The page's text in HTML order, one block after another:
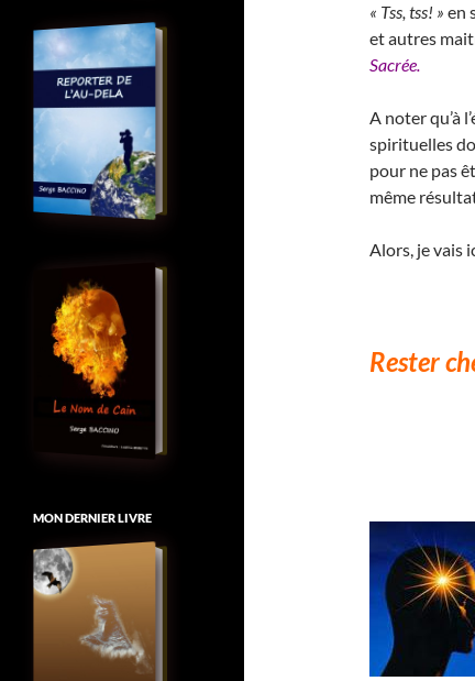
« Tss, tss! » en
et autres
Sacrée.
A noter qu’à
spirituelles
pour ne pas
même
Alors, je vais
Rester
MON DERNIER LIVRE